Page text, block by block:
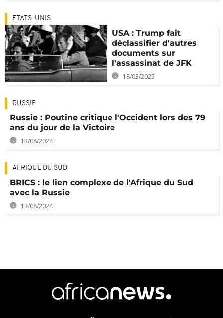
ETATS-UNIS
USA : Trump fait
déclassifier d'autres
documents sur
l'assassinat de JFK
18/03/2025
RUSSIE
Russie : Poutine critique l'Occident lors des 79
ans du jour de la Victoire
13/08/2024
AFRIQUE DU SUD
BRICS : le lien complexe de l'Afrique du Sud
avec la Russie
13/08/2024